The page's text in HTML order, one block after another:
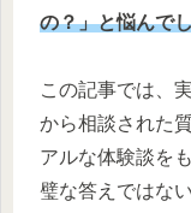
の？」と悩んで
この記事では、
から相談された
アルな体験談を
璧な答えではな